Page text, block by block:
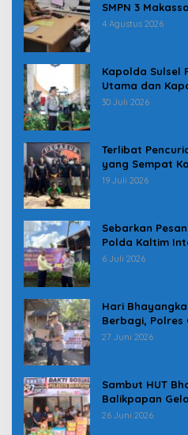
SMPN 3
Pindah
4 Agustus 2026
Kapolda Sulsel
Utama dan
Karolog dan
30 Juli 2026
Terlibat
yang Sempat
Tim Gabungan
19 Juli 2026
Sebarkan
Polda Kaltim
Spanduk serta
6 Juli 2026
Hari
Berbagi, Polres
Membutuhkan
27 Juni 2026
Sambut HUT
Balikpapan
Asuhan Jabal
26 Juni 2026